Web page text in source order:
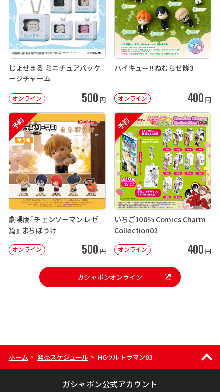
じょせまる ミニチュアパッケ
ージチャーム
オンライン 500 円
ハイキュー!! ねむらせ隊3
オンライン 400 円
予約
劇場版『チェンソーマン レゼ
篇』 まちぼうけ
オンライン 500 円
予約
いちご100％ Comics Charm
Collection02
オンライン 400 円
ガシャポンオンライン
ホーム > 発売スケジュール > HGウルトラマン03
ガシャポン公式アカウント